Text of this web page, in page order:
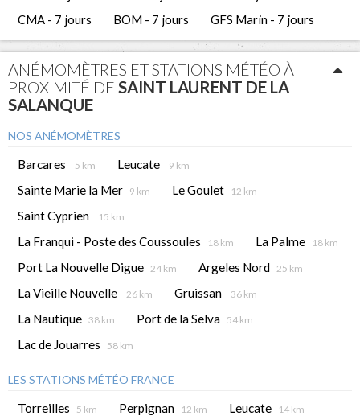
CMA - 7 jours
BOM - 7 jours GFS Marin - 7 jours
ANÉMOMÈTRES ET STATIONS MÉTÉO À
PROXIMITÉ DE SAINT LAURENT DE LA
SALANQUE
NOS ANÉMOMÈTRES
Barcares 5 km Leucate 9 km
Sainte Marie la Mer 9 km Le Goulet 12 km
Saint Cyprien 15 km
La Franqui - Poste des Coussoules 18 km La Palme 18 km
Port La Nouvelle Digue 24 km Argeles Nord 25 km
La Vieille Nouvelle 26 km Gruissan 36 km
La Nautique 38 km Port de la Selva 54 km
Lac de Jouarres 58 km
LES STATIONS MÉTÉO FRANCE
Torreilles 5 km Perpignan 12 km Leucate 14 km